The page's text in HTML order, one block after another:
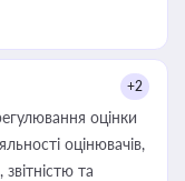
+2
оцінки
оцінювачів,
та